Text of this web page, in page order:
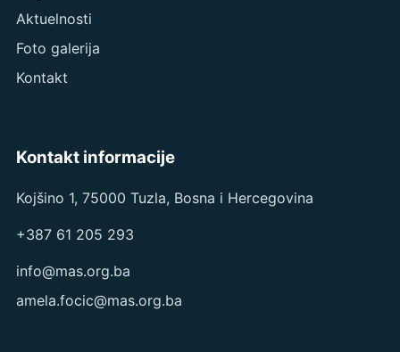
Aktuelnosti
Foto galerija
Kontakt
Kontakt informacije
Kojšino 1, 75000 Tuzla, Bosna i Hercegovina
+387 61 205 293
info@mas.org.ba
amela.focic@mas.org.ba